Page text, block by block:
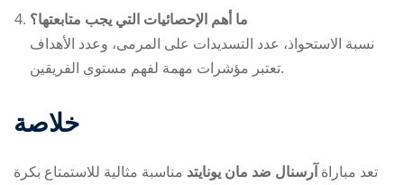
ما أهم الإحصائيات التي يجب متابعتها؟
نسبة الاستحواذ، عدد التسديدات على المرمى، وعدد الأهداف
تعتبر مؤشرات مهمة لفهم مستوى الفريقين.
خلاصة
تعد مباراة آرسنال ضد مان يونايتد مناسبة مثالية للاستمتاع بكرة